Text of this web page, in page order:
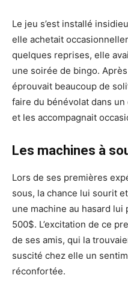
Le jeu s’est installé
elle achetait
quelques reprises, elle
une soirée de bingo.
éprouvait beaucoup de
faire du bénévolat dans
et les accompagnait
Les machines à
Lors de ses premières
sous, la chance lui sourit
une machine au hasard
500$. L’excitation de ce
de ses amis, qui la
suscité chez elle un
réconfortée.